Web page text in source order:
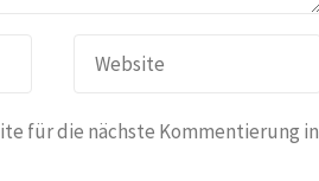
für die nächste Kommentierung in